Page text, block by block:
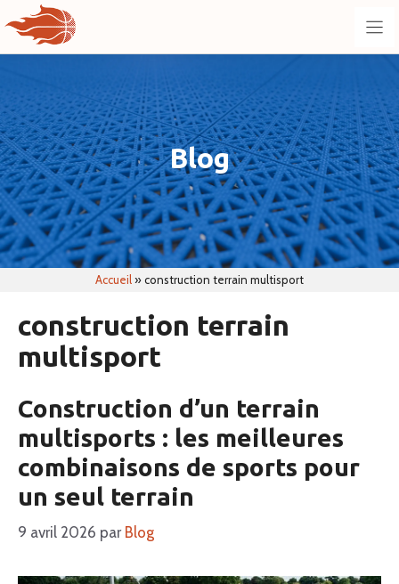
au
contenu
Blog
Accueil»construction terrain multisport
construction terrain
multisport
Construction d’un terrain
multisports : les meilleures
combinaisons de sports pour
un seul terrain
9 avril 2026 par Blog